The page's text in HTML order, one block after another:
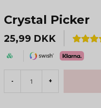
Crystal Picker
25,99 DKK
- +